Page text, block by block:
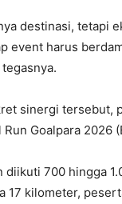
destinasi, tetapi
event harus
sinergi tersebut,
Goalpara 2026
diikuti 700 hingga
17 kilometer,